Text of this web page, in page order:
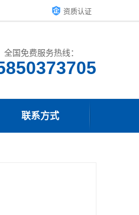
资质认证
全国免费服务热线：
联系方式